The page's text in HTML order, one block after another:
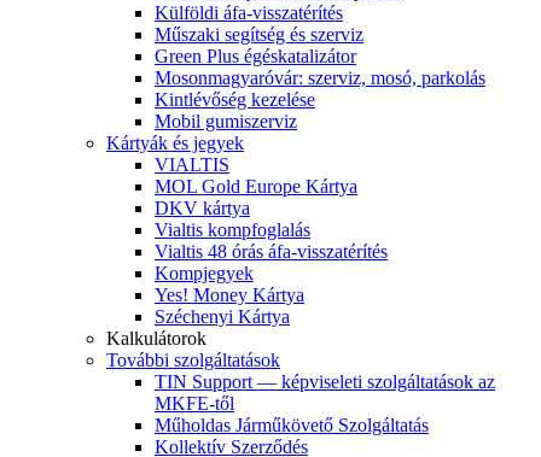
Külföldi áfa-visszatérítés
Műszaki segítség és szerviz
Green Plus égéskatalizátor
Mosonmagyaróvár: szerviz, mosó, parkolás
Kintlévőség kezelése
Mobil gumiszerviz
Kártyák és jegyek
VIALTIS
MOL Gold Europe Kártya
DKV kártya
Vialtis kompfoglalás
Vialtis 48 órás áfa-visszatérítés
Kompjegyek
Yes! Money Kártya
Széchenyi Kártya
Kalkulátorok
További szolgáltatások
TIN Support — képviseleti szolgáltatások az
MKFE-től
Műholdas Járműkövető Szolgáltatás
Kollektív Szerződés